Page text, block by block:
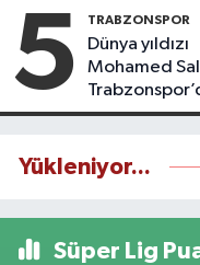
5 TRABZONSPOR
Dünya yıldızı
Mohamed
Yükleniyor...
Süper Lig